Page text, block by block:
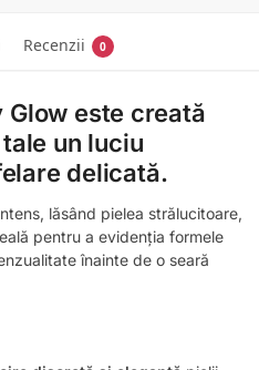
Recenzii 0
Glow este creată
un luciu
delicată.
lăsând pielea strălucitoare,
pentru a evidenția formele
înainte de o seară